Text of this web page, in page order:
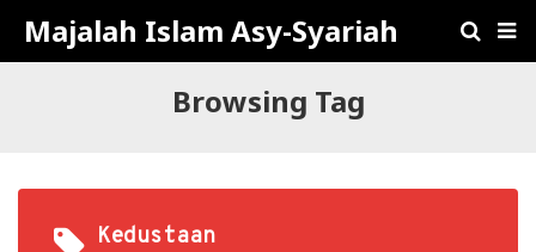
Majalah Islam Asy-Syariah
Browsing Tag
Kedustaan